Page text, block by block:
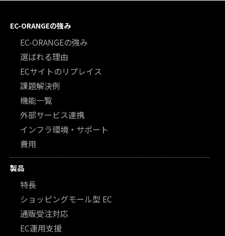
EC-ORANGEの強み
EC-ORANGEの強み
選ばれる理由
ECサイトのリプレイス
課題解決例
機能一覧
外部サービス連携
インフラ環境・サポート
費用
製品
特長
ショッピングモール型 EC
通販受注対応
EC運用支援